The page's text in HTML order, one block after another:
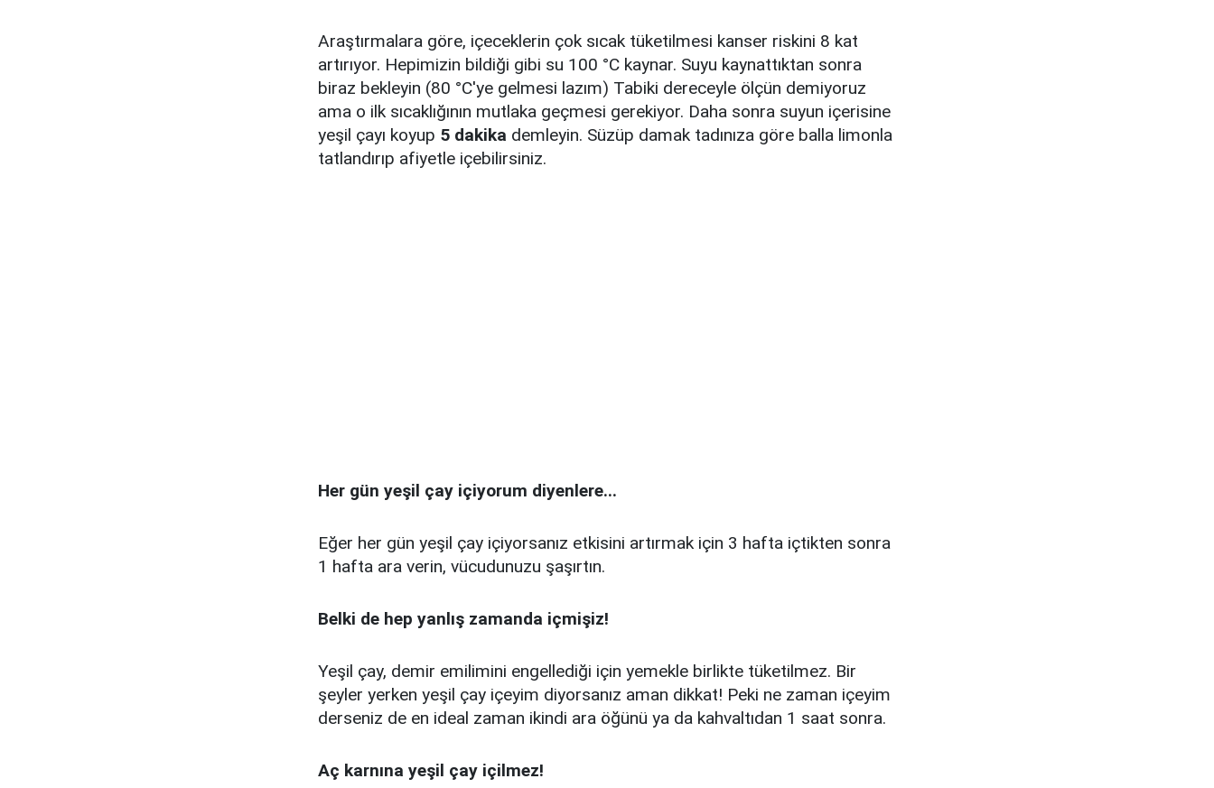
Araştırmalara göre, içeceklerin çok sıcak tüketilmesi kanser riskini 8 kat
artırıyor. Hepimizin bildiği gibi su 100 °C kaynar. Suyu kaynattıktan sonra
biraz bekleyin (80 °C'ye gelmesi lazım) Tabiki dereceyle ölçün demiyoruz
ama o ilk sıcaklığının mutlaka geçmesi gerekiyor. Daha sonra suyun içerisine
yeşil çayı koyup 5 dakika demleyin. Süzüp damak tadınıza göre balla limonla
tatlandırıp afiyetle içebilirsiniz.
Her gün yeşil çay içiyorum diyenlere...
Eğer her gün yeşil çay içiyorsanız etkisini artırmak için 3 hafta içtikten sonra
1 hafta ara verin, vücudunuzu şaşırtın.
Belki de hep yanlış zamanda içmişiz!
Yeşil çay, demir emilimini engellediği için yemekle birlikte tüketilmez. Bir
şeyler yerken yeşil çay içeyim diyorsanız aman dikkat! Peki ne zaman içeyim
derseniz de en ideal zaman ikindi ara öğünü ya da kahvaltıdan 1 saat sonra.
Aç karnına yeşil çay içilmez!